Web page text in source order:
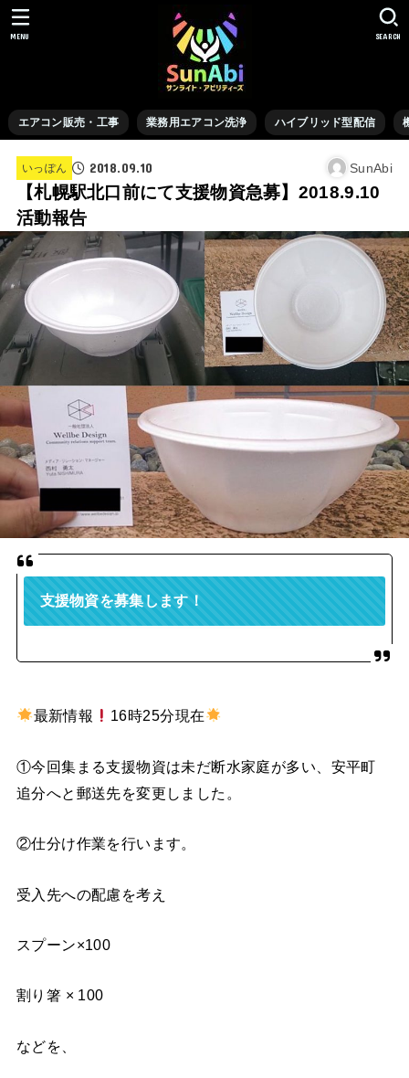
エアコン販売・工事 業務用エアコン洗浄 ハイブリッド型配信
SEARCH
MENU
いっぽん 2018.09.10 SunAbi
【札幌駅北口前にて支援物資急募】2018.9.10
活動報告
支援物資を募集します！
最新情報 16時25分現在
①今回集まる支援物資は未だ断水家庭が多い、安平町
追分へと郵送先を変更しました。
②仕分け作業を行います。
受入先への配慮を考え
スプーン×100
割り箸 × 100
などを、